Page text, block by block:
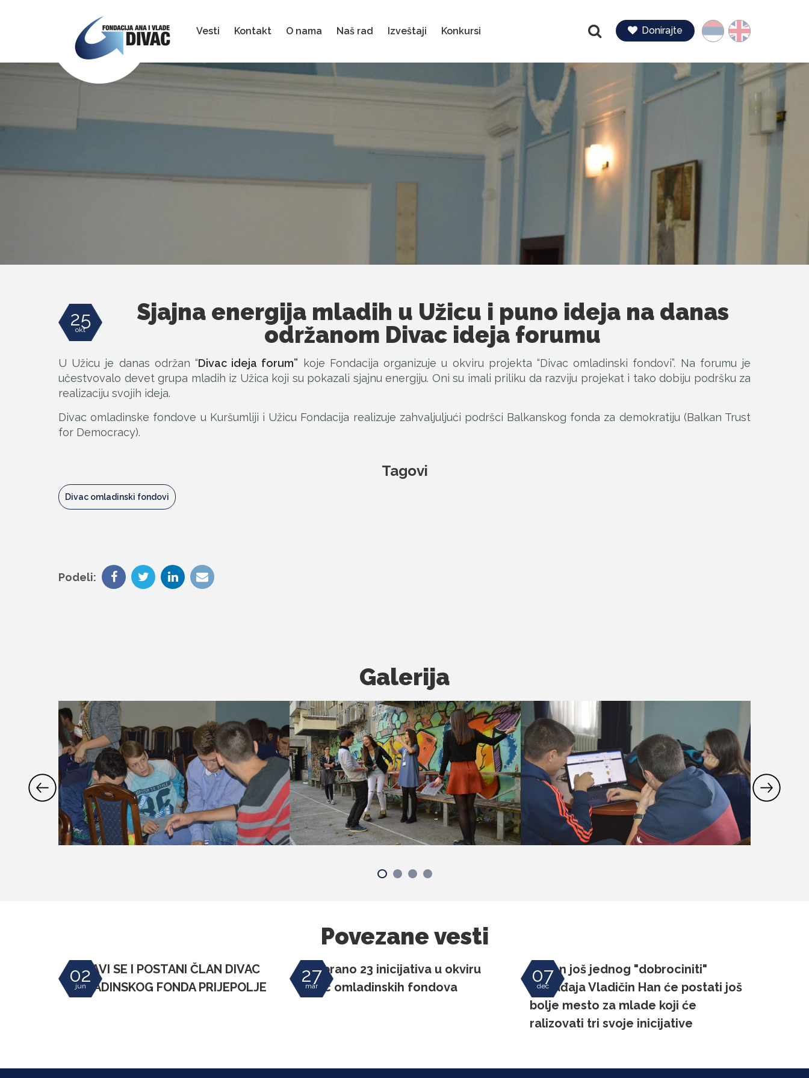
Vlade
Divac
Jezik
Donirajte
Pretraga
Vesti Kontakt O nama Naš rad Izveštaji Konkursi
25
okt
Sjajna energija mladih u Užicu i puno ideja na danas
održanom Divac ideja forumu
U Užicu je danas održan “Divac ideja forum” koje Fondacija organizuje u okviru projekta “Divac omladinski fondovi”. Na forumu je
učestvovalo devet grupa mladih iz Užica koji su pokazali sjajnu energiju. Oni su imali priliku da razviju projekat i tako dobiju podršku za
realizaciju svojih ideja.
Divac omladinske fondove u Kuršumliji i Užicu Fondacija realizuje zahvaljuljući podršci Balkanskog fonda za demokratiju (Balkan Trust
for Democracy).
Tagovi
Divac omladinski fondovi
Podeli:
Galerija
Povezane vesti
PRIJAVI SE I POSTANI ČLAN DIVAC
OMLADINSKOG FONDA PRIJEPOLJE
07
dec
Nakon još jednog "dobrociniti"
događaja Vladičin Han će postati još
bolje mesto za mlade koji će
ralizovati tri svoje inicijative